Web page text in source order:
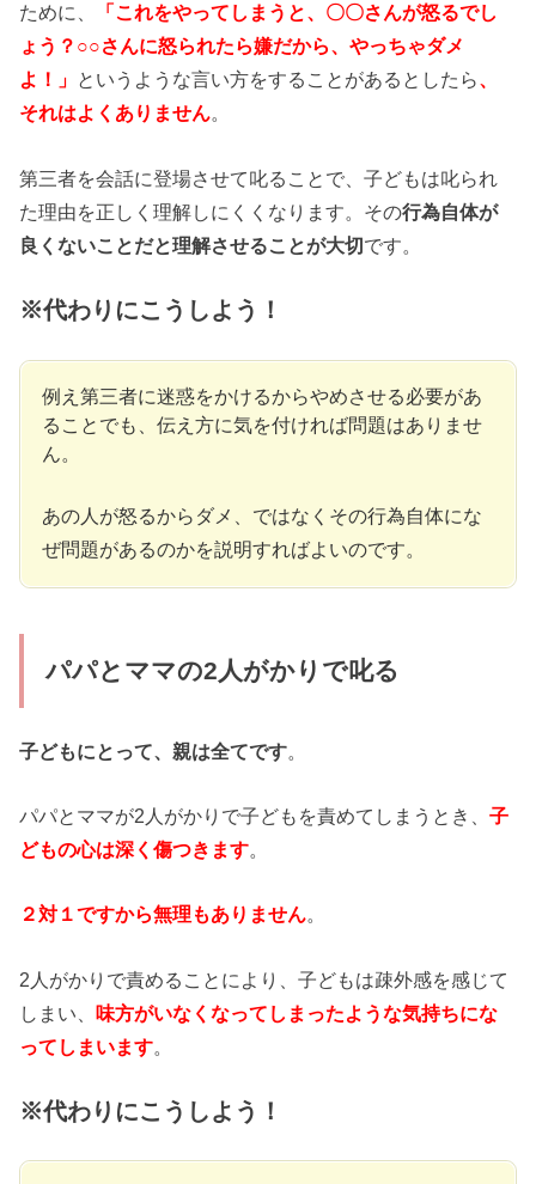
ために、
「これをやってしまうと、〇〇さんが怒るでし
ょう？○○さんに怒られたら嫌だから、やっちゃダメ
よ！」 というような言い方をすることがあるとしたら、
それはよくありません。
第三者を会話に登場させて叱ることで、子どもは叱られ
た理由を正しく理解しにくくなります。その行為自体が
良くないことだと理解させることが大切です。
※代わりにこうしよう！
例え第三者に迷惑をかけるからやめさせる必要があ
ることでも、伝え方に気を付ければ問題はありませ
ん。
あの人が怒るからダメ、ではなくその行為自体にな
ぜ問題があるのかを説明すればよいのです。
パパとママの2人がかりで叱る
子どもにとって、親は全てです。
パパとママが2人がかりで子どもを責めてしまうとき、子
どもの心は深く傷つきます。
２対１ですから無理もありません。
2人がかりで責めることにより、子どもは疎外感を感じて
しまい、味方がいなくなってしまったような気持ちにな
ってしまいます。
※代わりにこうしよう！